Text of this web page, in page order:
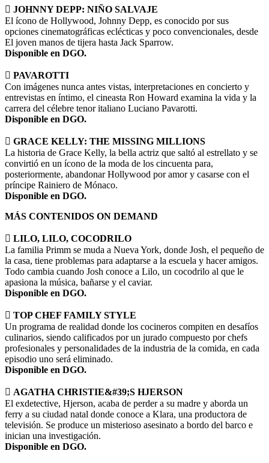
 JOHNNY DEPP: NIÑO SALVAJE
El ícono de Hollywood, Johnny Depp, es conocido por sus
opciones cinematográficas eclécticas y poco convencionales, desde
El joven manos de tijera hasta Jack Sparrow.
Disponible en DGO.
 PAVAROTTI
Con imágenes nunca antes vistas, interpretaciones en concierto y
entrevistas en íntimo, el cineasta Ron Howard examina la vida y la
carrera del célebre tenor italiano Luciano Pavarotti.
Disponible en DGO.
 GRACE KELLY: THE MISSING MILLIONS
La historia de Grace Kelly, la bella actriz que saltó al estrellato y se
convirtió en un ícono de la moda de los cincuenta para,
posteriormente, abandonar Hollywood por amor y casarse con el
príncipe Rainiero de Mónaco.
Disponible en DGO.
MÁS CONTENIDOS ON DEMAND
 LILO, LILO, COCODRILO
La familia Primm se muda a Nueva York, donde Josh, el pequeño de
la casa, tiene problemas para adaptarse a la escuela y hacer amigos.
Todo cambia cuando Josh conoce a Lilo, un cocodrilo al que le
apasiona la música, bañarse y el caviar.
Disponible en DGO.
 TOP CHEF FAMILY STYLE
Un programa de realidad donde los cocineros compiten en desafíos
culinarios, siendo calificados por un jurado compuesto por chefs
profesionales y personalidades de la industria de la comida, en cada
episodio uno será eliminado.
Disponible en DGO.
 AGATHA CHRISTIE&#39;S HJERSON
El exdetective, Hjerson, acaba de perder a su madre y aborda un
ferry a su ciudad natal donde conoce a Klara, una productora de
televisión. Se produce un misterioso asesinato a bordo del barco e
inician una investigación.
Disponible en DGO.